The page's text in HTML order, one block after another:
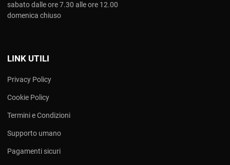
sabato dalle ore 7.30 alle ore 12.00
domenica chiuso
LINK UTILI
Privacy Policy
Cookie Policy
Termini e Condizioni
Supporto umano
Pagamenti sicuri